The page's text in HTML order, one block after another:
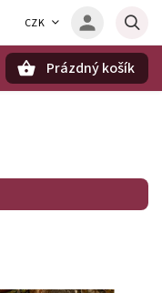
CZK
Prázdný košík